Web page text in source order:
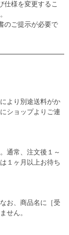
仕様を変更するこ
のご提示が必要で
より別途送料がか
ショップよりご連
通常、注文後１～
１ヶ月以上お待ち
お、商品名に［受
せん。